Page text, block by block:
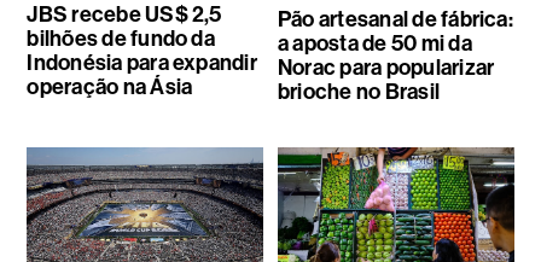
JBS recebe US$ 2,5
bilhões de fundo da
Indonésia para expandir
operação na Ásia
Pão artesanal de fábrica:
a aposta de 50 mi da
Norac para popularizar
brioche no Brasil